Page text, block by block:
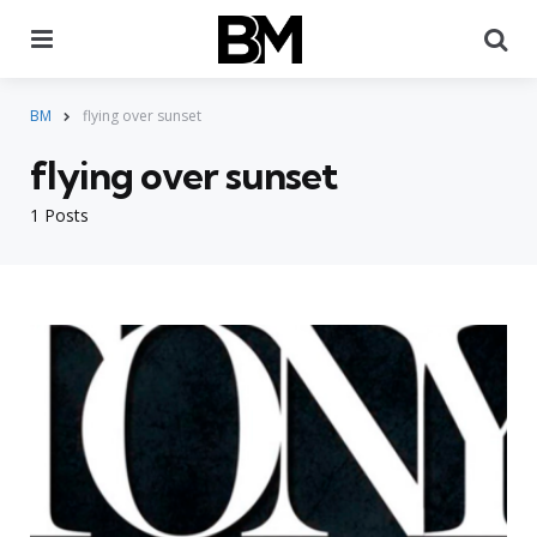
BM flying over sunset
1 Posts
flying over sunset